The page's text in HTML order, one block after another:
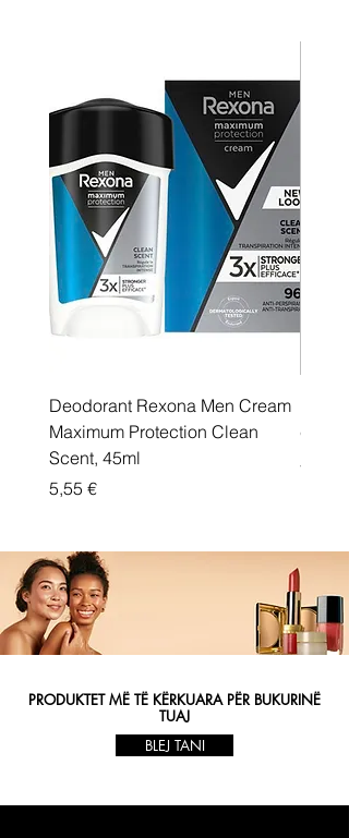
Deodorant Rexona Men Cream
Maximum Protection Clean
Scent, 45ml
Price
5,55 €
Price
5,55 €
PRODUKTET MË TË KËRKUARA PËR BUKURINË
TUAJ
BLEJ TANI